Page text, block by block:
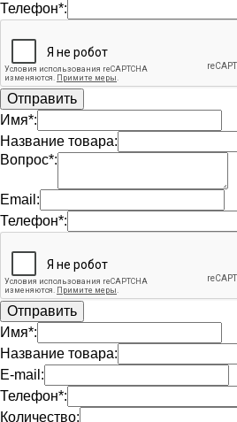
Телефон*:
Имя*:
Название товара:
Вопрос*:
Email:
Телефон*:
Имя*:
Название товара:
E-mail:
Телефон*:
Количество: